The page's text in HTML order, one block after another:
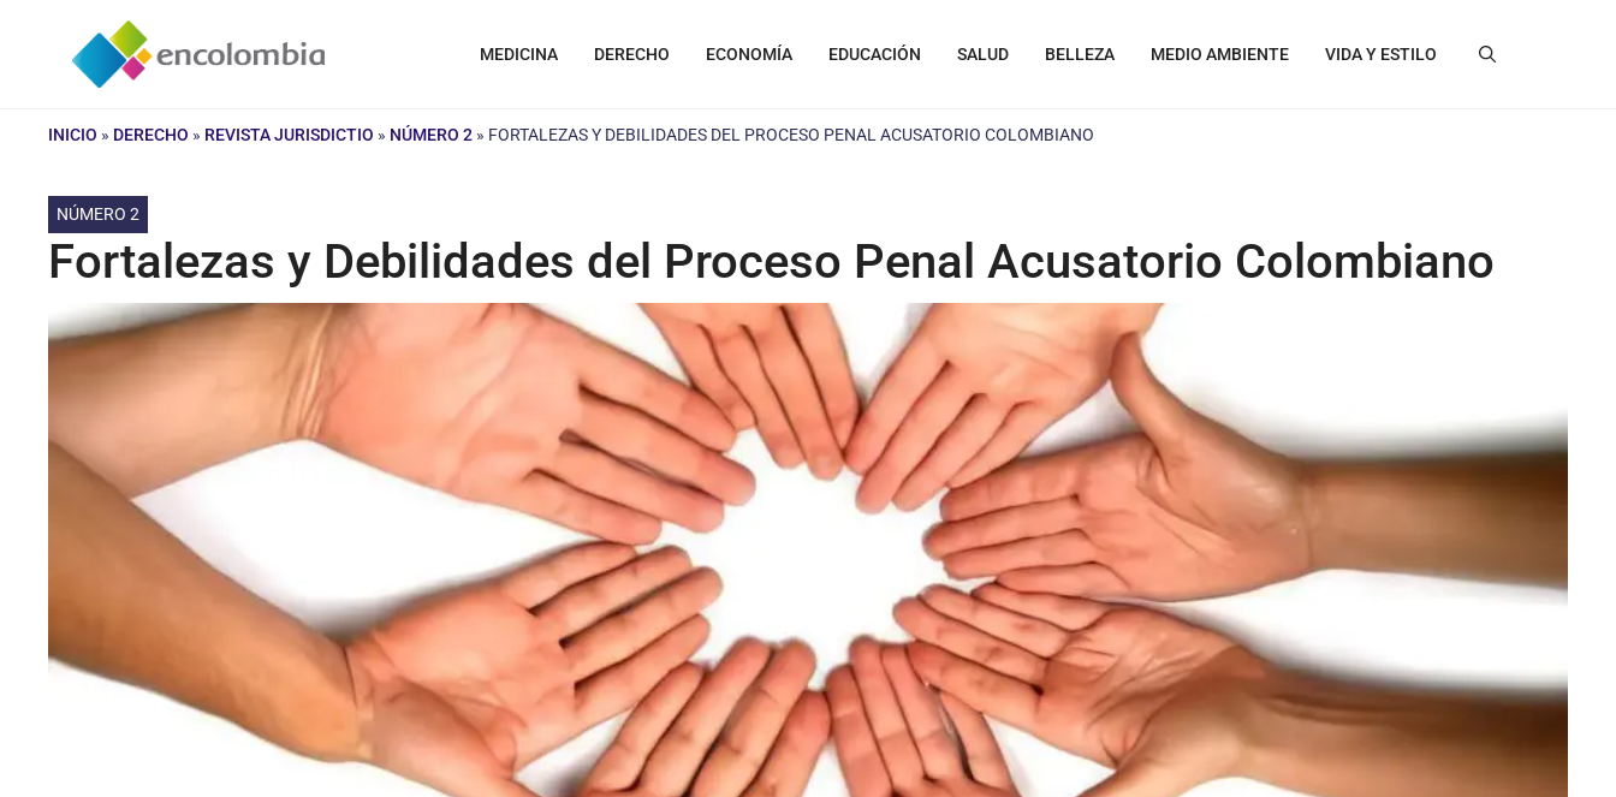
contenido
MEDICINA DERECHO ECONOMÍA EDUCACIÓN SALUD BELLEZA MEDIO AMBIENTE VIDA Y ESTILO
INICIO » DERECHO » REVISTA JURISDICTIO » NÚMERO 2 » FORTALEZAS Y DEBILIDADES DEL PROCESO PENAL ACUSATORIO COLOMBIANO
NÚMERO 2
Fortalezas y Debilidades del Proceso Penal Acusatorio Colombiano